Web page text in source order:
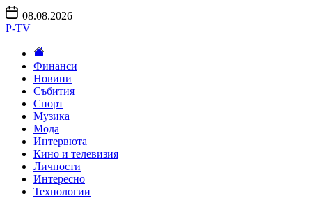
Skip
to
the
content
08.08.2026
P-TV
Финанси
Новини
Събития
Спорт
Музика
Мода
Интервюта
Кино и телевизия
Личности
Интересно
Технологии